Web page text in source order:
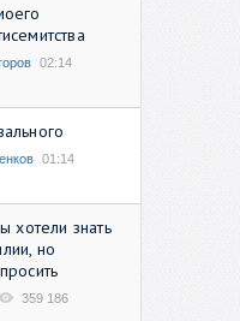
02:14
01:14
хотели знать
но
359 186